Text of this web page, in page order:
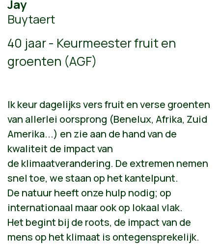
Jay
Buytaert
40 jaar - Keurmeester fruit en
groenten (AGF)
Ik keur dagelijks vers fruit en verse groenten
van allerlei oorsprong (Benelux, Afrika, Zuid
Amerika...) en zie aan de hand van de
kwaliteit de impact van
de klimaatverandering. De extremen nemen
snel toe, we staan op het kantelpunt.
De natuur heeft onze hulp nodig; op
internationaal maar ook op lokaal vlak.
Het begint bij de roots, de impact van de
mens op het klimaat is ontegensprekelijk.